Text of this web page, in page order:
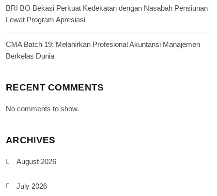
BRI BO Bekasi Perkuat Kedekatan dengan Nasabah Pensiunan
Lewat Program Apresiasi
CMA Batch 19: Melahirkan Profesional Akuntansi Manajemen
Berkelas Dunia
RECENT COMMENTS
No comments to show.
ARCHIVES
August 2026
July 2026